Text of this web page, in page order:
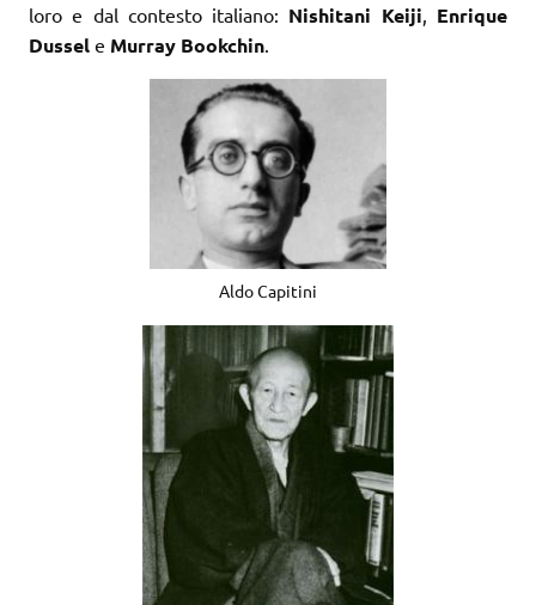
loro e dal contesto italiano: Nishitani Keiji
Enrique
Dussel e Murray Bookchin
Aldo Capitini